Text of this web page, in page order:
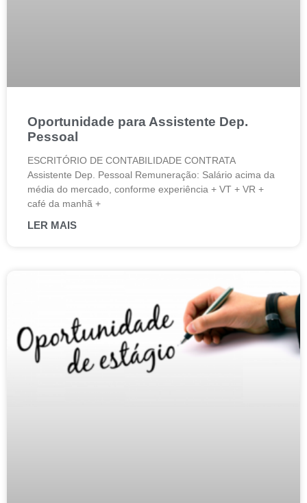
Oportunidade para Assistente Dep.
Pessoal
ESCRITÓRIO DE CONTABILIDADE CONTRATA
Assistente Dep. Pessoal Remuneração: Salário acima da
média do mercado, conforme experiência + VT + VR +
café da manhã +
LER MAIS